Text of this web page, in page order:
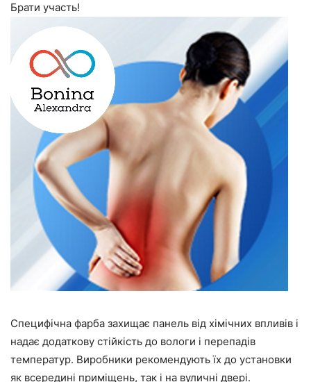
Брати участь!
Специфічна фарба захищає панель від хімічних впливів і
надає додаткову стійкість до вологи і перепадів
температур. Виробники рекомендують їх до установки
як всередині приміщень, так і на вуличні двері.